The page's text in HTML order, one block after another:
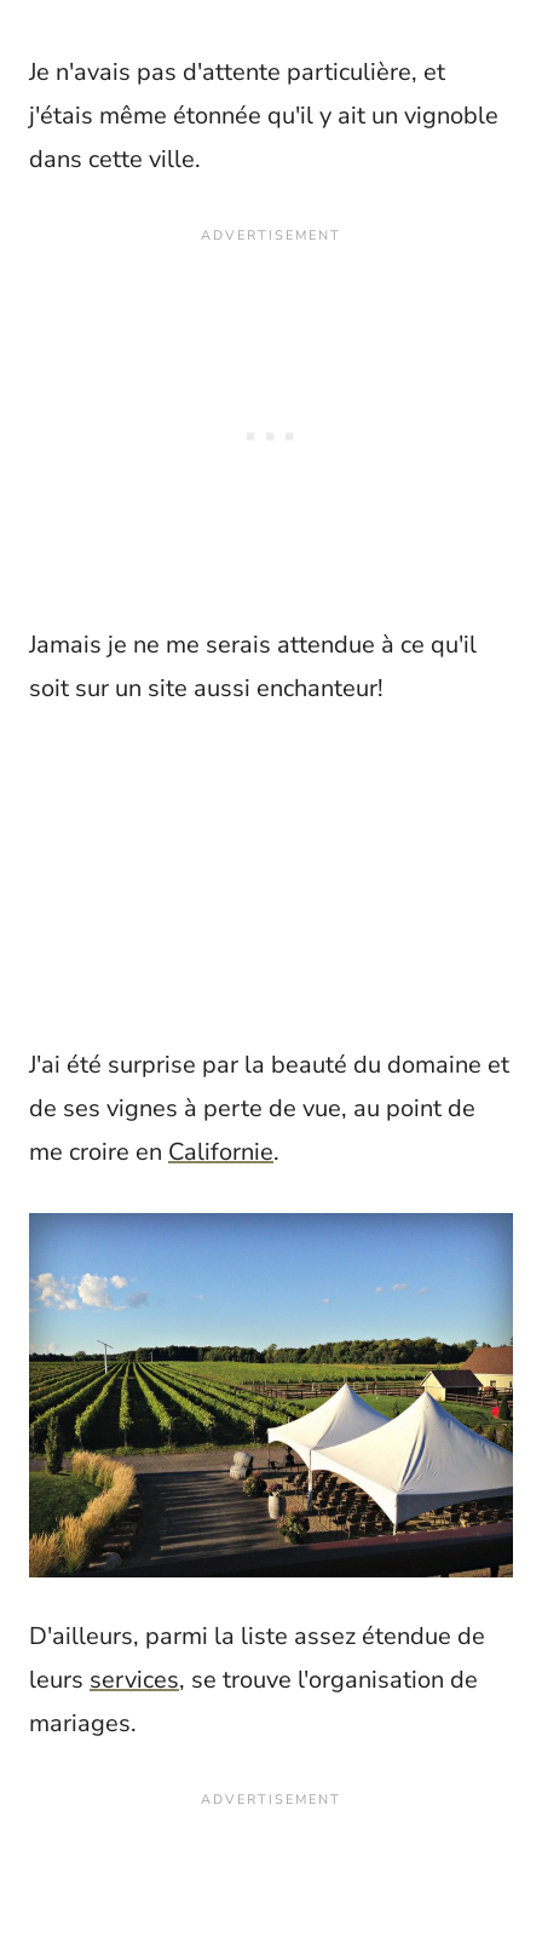
Je n'avais pas d'attente particulière, et
j'étais même étonnée qu'il y ait un vignoble
dans cette ville.
Jamais je ne me serais attendue à ce qu'il
soit sur un site aussi enchanteur!
J'ai été surprise par la beauté du domaine et
de ses vignes à perte de vue, au point de
me croire en Californie.
D'ailleurs, parmi la liste assez étendue de
leurs services, se trouve l'organisation de
mariages.